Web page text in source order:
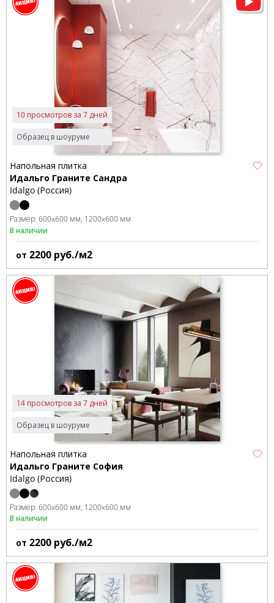
Образец в шоуруме
10 просмотров за 7 дней
Напольная плитка
Идальго Граните Сандра
Idalgo (Россия)
Размер: 600x600 мм 1200x600 мм
В наличии
от 2200 руб./м2
Образец в шоуруме
14 просмотров за 7 дней
Напольная плитка
Идальго Граните София
Idalgo (Россия)
Размер: 600x600 мм 1200x600 мм
В наличии
от 2200 руб./м2